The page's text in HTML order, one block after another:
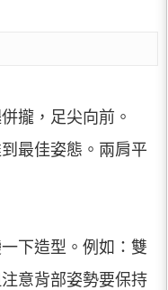
攏，足尖向前。
最佳姿態。兩肩平
下造型。例如：雙
意背部姿勢要保持